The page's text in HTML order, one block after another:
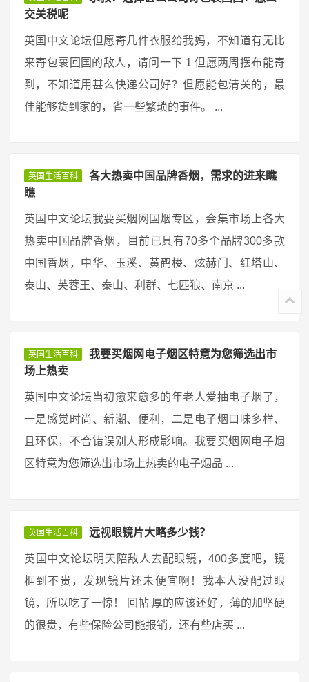
交关税呢
英国中文论坛但愿寄几件衣服给我妈，不知道有无比
来寄包裹回国的敌人，请问一下 1 但愿两周摆布能寄
到，不知道用甚么快递公司好？但愿能包清关的，最
佳能够货到家的，省一些繁琐的事件。 ...
英国生活百科
各大热卖中国品牌香烟，需求的进来瞧
瞧
英国中文论坛我要买烟网国烟专区，会集市场上各大
热卖中国品牌香烟，目前已具有70多个品牌300多款
中国香烟，中华、玉溪、黄鹤楼、炫赫门、红塔山、
泰山、芙蓉王、泰山、利群、七匹狼、南京 ...
英国生活百科
我要买烟网电子烟区特意为您筛选出市
场上热卖
英国中文论坛当初愈来愈多的年老人爱抽电子烟了，
一是感觉时尚、新潮、便利，二是电子烟口味多样、
且环保，不合错误别人形成影响。我要买烟网电子烟
区特意为您筛选出市场上热卖的电子烟品 ...
英国生活百科 远视眼镜片大略多少钱？
英国中文论坛明天陪敌人去配眼镜，400多度吧，镜
框到不贵，发现镜片还未便宜啊！我本人没配过眼
镜，所以吃了一惊！ 回帖 厚的应该还好，薄的加坚硬
的很贵，有些保险公司能报销，还有些店买 ...